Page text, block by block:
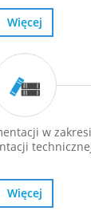
Więcej
w
Więcej